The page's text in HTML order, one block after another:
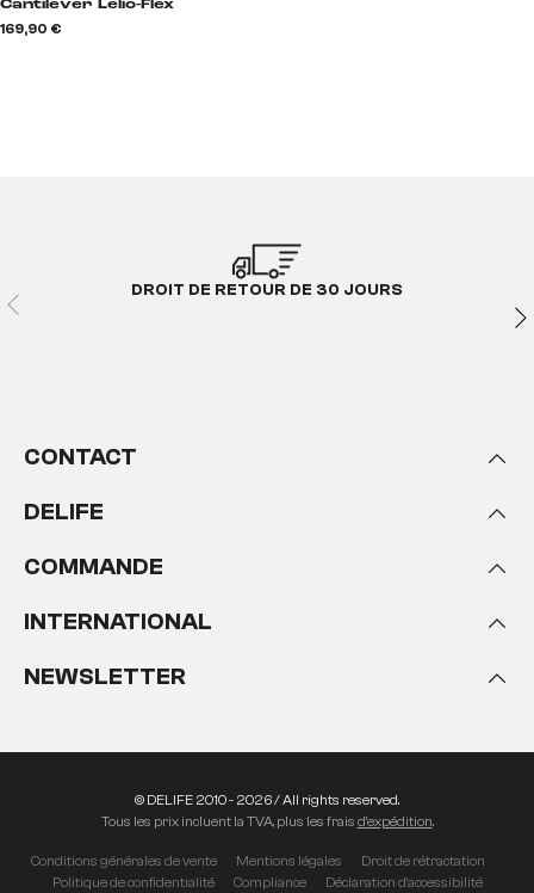
Cantilever Lelio-Flex
169,90 €
DROIT DE RETOUR DE 30 JOURS
CONTACT
DELIFE
COMMANDE
INTERNATIONAL
NEWSLETTER
Conditions générales de vente Mentions légales
Droit de rétractation
Politique de confidentialité
Compliance Déclaration d'accessibilité
© DELIFE 2010 - 2026 / All rights reserved.
Tous les prix incluent la TVA, plus les frais d'expédition.